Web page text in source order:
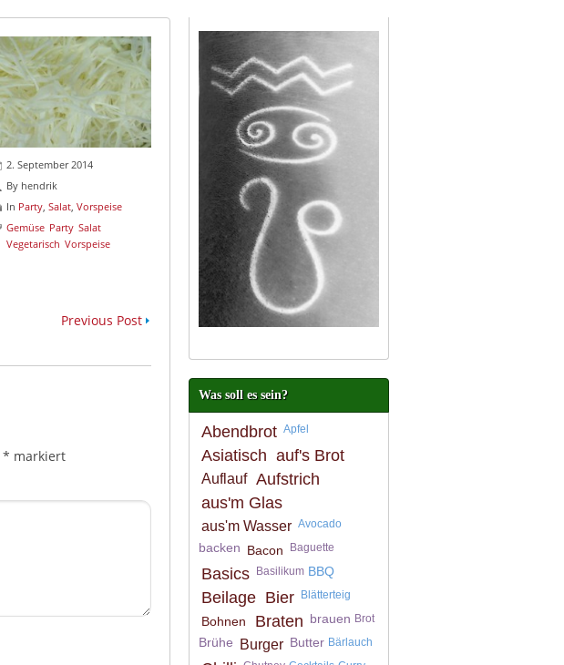
2. September 2014
By hendrik
In Party ,Salat ,Vorspeise
Gemüse Party Salat
Vegetarisch Vorspeise
Previous Post
* markiert
Was soll es sein?
Abendbrot Apfel
Asiatisch auf's Brot
Auflauf Aufstrich
aus'm Glas
aus'm Wasser Avocado
backen Bacon Baguette
Basics Basilikum BBQ
Beilage Bier Blätterteig
Bohnen Braten brauen Brot
Brühe Burger Butter Bärlauch